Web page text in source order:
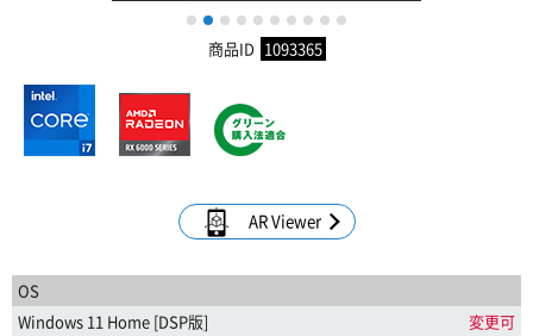
1 2 3 4 5 6 7 8 9
商品ID 1093365
AR Viewer
OS
Windows 11 Home [DSP版]
変更可